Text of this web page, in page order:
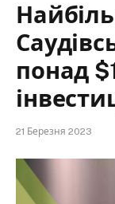
понад
21 Березня 2023